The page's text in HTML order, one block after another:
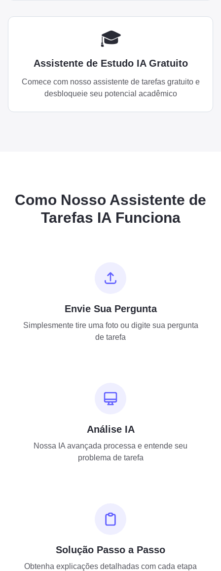
🎓
Assistente de Estudo IA Gratuito
Comece com nosso assistente de tarefas gratuito e
desbloqueie seu potencial acadêmico
Como Nosso Assistente de
Tarefas IA Funciona
Envie Sua Pergunta
Simplesmente tire uma foto ou digite sua pergunta
de tarefa
Análise IA
Nossa IA avançada processa e entende seu
problema de tarefa
Solução Passo a Passo
Obtenha explicações detalhadas com cada etapa